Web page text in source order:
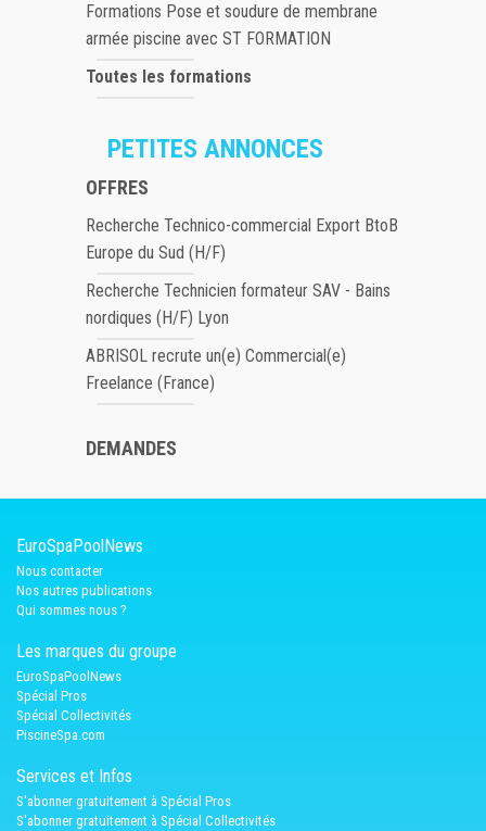
Formations Pose et soudure de membrane
armée piscine avec ST FORMATION
Toutes les formations
PETITES ANNONCES
OFFRES
Recherche Technico-commercial Export BtoB
Europe du Sud (H/F)
Recherche Technicien formateur SAV - Bains
nordiques (H/F) Lyon
ABRISOL recrute un(e) Commercial(e)
Freelance (France)
DEMANDES
EuroSpaPoolNews
Nous contacter
Nos autres publications
Qui sommes nous ?
Les marques du groupe
EuroSpaPoolNews
Spécial Pros
Spécial Collectivités
PiscineSpa.com
Services et Infos
S'abonner gratuitement à Spécial Pros
S'abonner gratuitement à Spécial Collectivités